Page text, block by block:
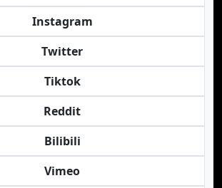
Instagram
Twitter
Tiktok
Reddit
Bilibili
Vimeo